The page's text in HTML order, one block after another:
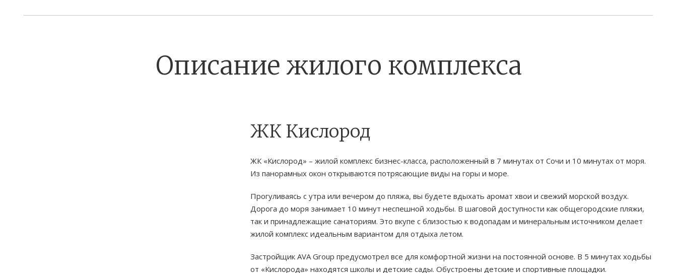
Описание жилого комплекса
ЖК Кислород
ЖК «Кислород» – жилой комплекс бизнес-класса, расположенный в 7 минутах от Сочи и 10 минутах от моря.
Из панорамных окон открываются потрясающие виды на горы и море.
Прогуливаясь с утра или вечером до пляжа, вы будете вдыхать аромат хвои и свежий морской воздух.
Дорога до моря занимает 10 минут неспешной ходьбы. В шаговой доступности как общегородские пляжи,
так и принадлежащие санаториям. Это вкупе с близостью к водопадам и минеральным источником делает
жилой комплекс идеальным вариантом для отдыха летом.
Застройщик AVA Group предусмотрел все для комфортной жизни на постоянной основе. В 5 минутах ходьбы
от «Кислорода» находятся школы и детские сады. Обустроены детские и спортивные площадки.